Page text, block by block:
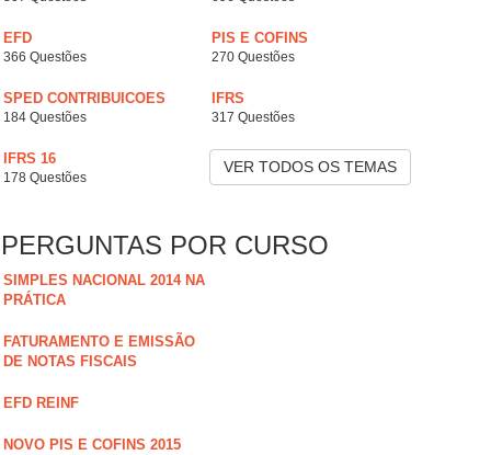
EFD
366 Questões
PIS E COFINS
270 Questões
SPED CONTRIBUICOES
184 Questões
IFRS
317 Questões
IFRS 16
178 Questões
VER TODOS OS TEMAS
PERGUNTAS POR CURSO
SIMPLES NACIONAL 2014 NA
PRÁTICA
FATURAMENTO E EMISSÃO
DE NOTAS FISCAIS
EFD REINF
NOVO PIS E COFINS 2015